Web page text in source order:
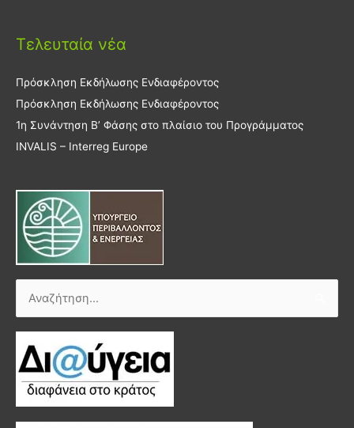
Τελευταία νέα
Πρόσκληση Εκδήλωσης Ενδιαφέροντος
Πρόσκληση Εκδήλωσης Ενδιαφέροντος
1η Συνάντηση Β’ Φάσης στο πλαίσιο του Προγράμματος
INVALIS – Interreg Europe
Αναζήτηση